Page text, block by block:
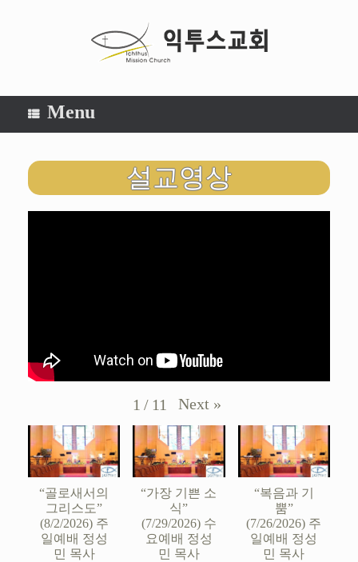
Menu
설교영상
1 / 11 Next »
“골로새서의
그리스도”
(8/2/2026) 주
일예배 정성
민 목사
“가장 기쁜 소
식”
(7/29/2026) 수
요예배 정성
민 목사
“복음과 기
뿜”
(7/26/2026) 주
일예배 정성
민 목사